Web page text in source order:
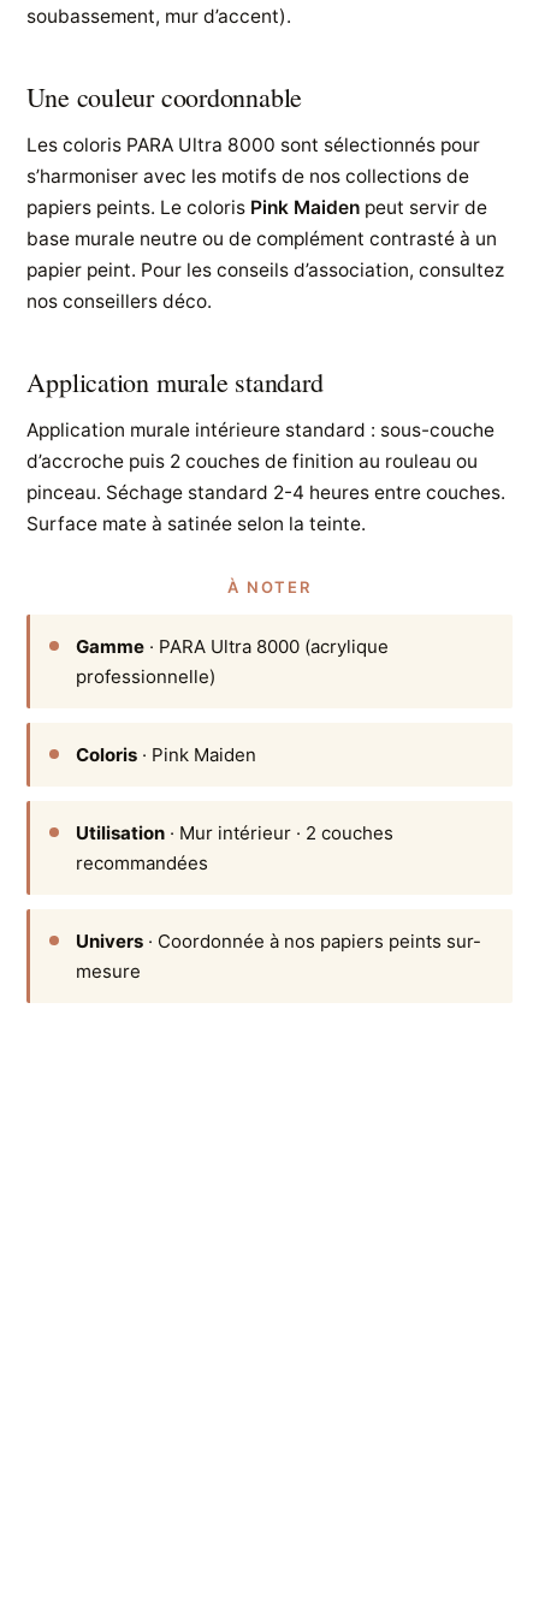
soubassement, mur d’accent).
Une couleur coordonnable
Les coloris PARA Ultra 8000 sont sélectionnés pour
s’harmoniser avec les motifs de nos collections de
papiers peints. Le coloris Pink Maiden peut servir de
base murale neutre ou de complément contrasté à un
papier peint. Pour les conseils d’association, consultez
nos conseillers déco.
Application murale standard
Application murale intérieure standard : sous-couche
d’accroche puis 2 couches de finition au rouleau ou
pinceau. Séchage standard 2-4 heures entre couches.
Surface mate à satinée selon la teinte.
À NOTER
Gamme · PARA Ultra 8000 (acrylique
professionnelle)
Coloris · Pink Maiden
Utilisation · Mur intérieur · 2 couches
recommandées
Univers · Coordonnée à nos papiers peints sur-
mesure